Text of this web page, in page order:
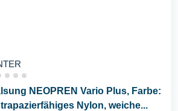
NEOPREN Vario Plus, Farbe:
Nylon, weiche...